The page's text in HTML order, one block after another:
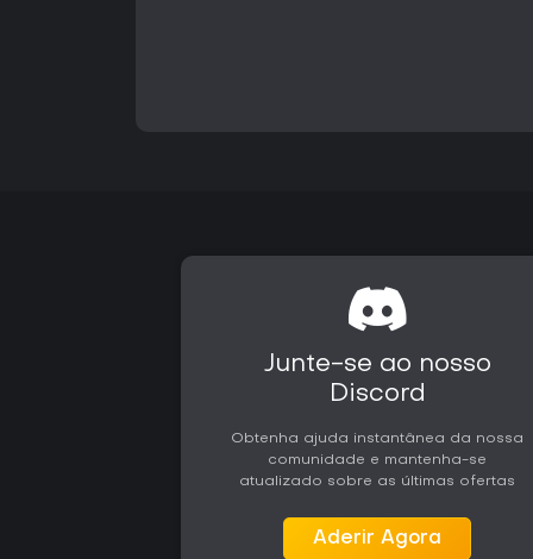
Junte-se ao nosso
Discord
Obtenha ajuda instantânea da nossa
comunidade e mantenha-se
atualizado sobre as últimas ofertas
Aderir Agora